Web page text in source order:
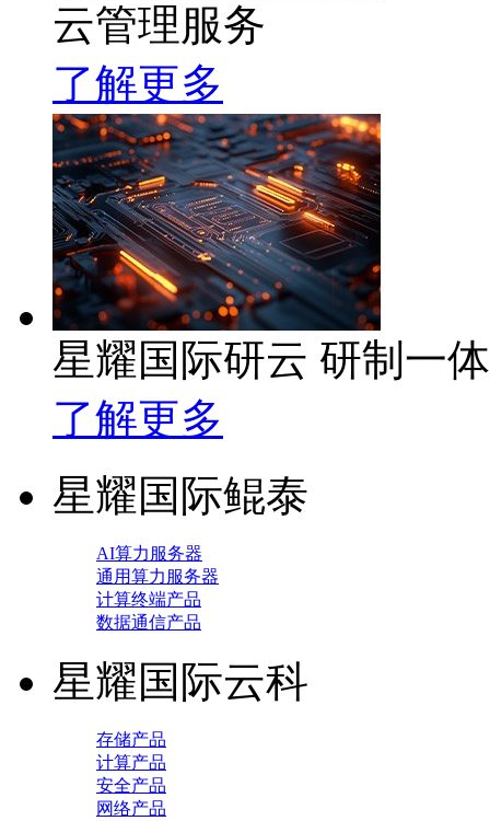
云管理服务
了解更多
星耀国际研云 研制一
了解更多
星耀国际鲲泰
AI算力服务器
通用算力服务器
计算终端产品
数据通信产品
星耀国际云科
存储产品
计算产品
安全产品
网络产品